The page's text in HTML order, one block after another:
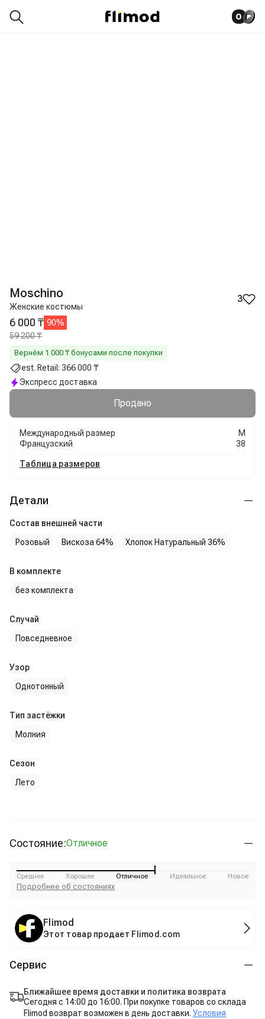
0
Moschino
Женские костюмы
3
6 000 ₸ 90%
59 200 ₸
Вернём 1 000 ₸ бонусами после покупки
est. Retail: 366 000 ₸
Экспресс доставка
Продано
Международный размер
M
Французский
38
Таблица размеров
Детали
Состав внешней части
Розовый
Вискоза 64% Хлопок Натуральный 36%
В комплекте
без комплекта
Случай
Повседневное
Узор
Однотонный
Тип застёжки
Молния
Сезон
Лето
Состояние:Отличное
Среднее Хорошее Отличное Идеальное Новое
Подробнее об состояниях
Flimod
Этот товар продает Flimod.com
Сервис
Ближайшее время доставки и политика возврата
Сегодня с 14:00 до 16:00. При покупке товаров со склада
Flimod возврат возможен в день доставки. Условия